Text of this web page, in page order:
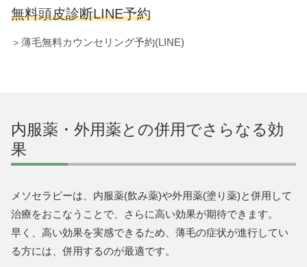
無料頭皮診断LINE予約
＞薄毛無料カウンセリング予約(LINE)
内服薬・外用薬との併用でさらなる効
果
メソセラピーは、内服薬(飲み薬)や外用薬(塗り薬)と併用して
治療をおこなうことで、さらに高い効果が期待できます。
早く、高い効果を実感できるため、薄毛の症状が進行してい
る方には、併用するのが最適です。